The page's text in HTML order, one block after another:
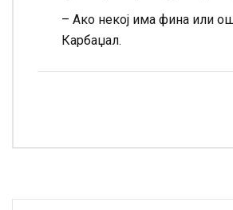
– Ако некој има фина или
Карбаџал.